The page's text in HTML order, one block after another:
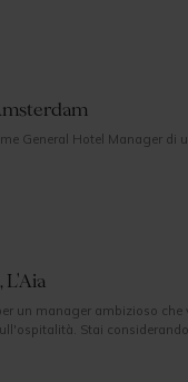
General Hotel Manager di
L'Aia
un manager ambizioso che
Stai